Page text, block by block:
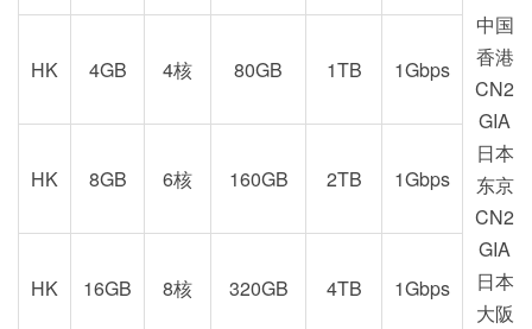
中国
香港
CN2
GIA
日本
东京
CN2
GIA
日本
大阪
HK 4GB 4核 80GB 1TB 1Gbps
HK 8GB 6核 160GB 2TB 1Gbps
HK 16GB 8核 320GB 4TB 1Gbps